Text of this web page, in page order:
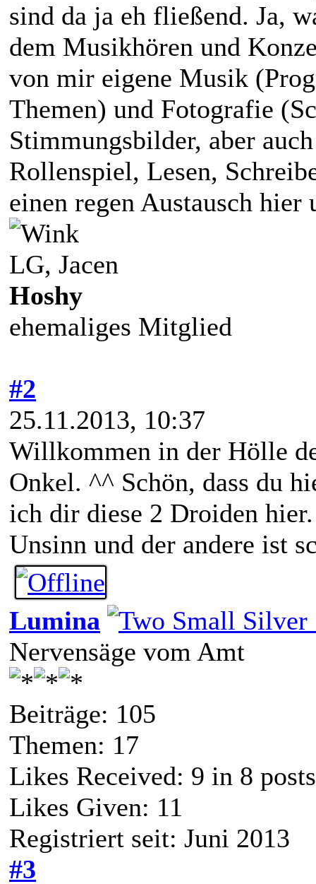
sind da ja eh fließend. Ja,
dem Musikhören und
von mir eigene Musik
Themen) und Fotografie
Stimmungsbilder, aber
Rollenspiel, Lesen,
einen regen Austausch
LG, Jacen
Hoshy
ehemaliges Mitglied
#2
25.11.2013, 10:37
Willkommen in der Hölle
Onkel. ^^ Schön, dass du
ich dir diese 2 Droiden
Unsinn und der andere ist
Lumina
Nervensäge vom Amt
Beiträge: 105
Themen: 17
Likes Received: 9 in 8 posts
Likes Given: 11
Registriert seit: Juni 2013
#3